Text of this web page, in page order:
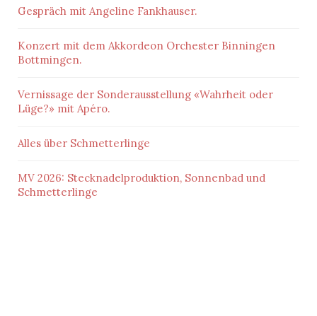
Gespräch mit Angeline Fankhauser.
Konzert mit dem Akkordeon Orchester Binningen
Bottmingen.
Vernissage der Sonderausstellung «Wahrheit oder
Lüge?» mit Apéro.
Alles über Schmetterlinge
MV 2026: Stecknadelproduktion, Sonnenbad und
Schmetterlinge